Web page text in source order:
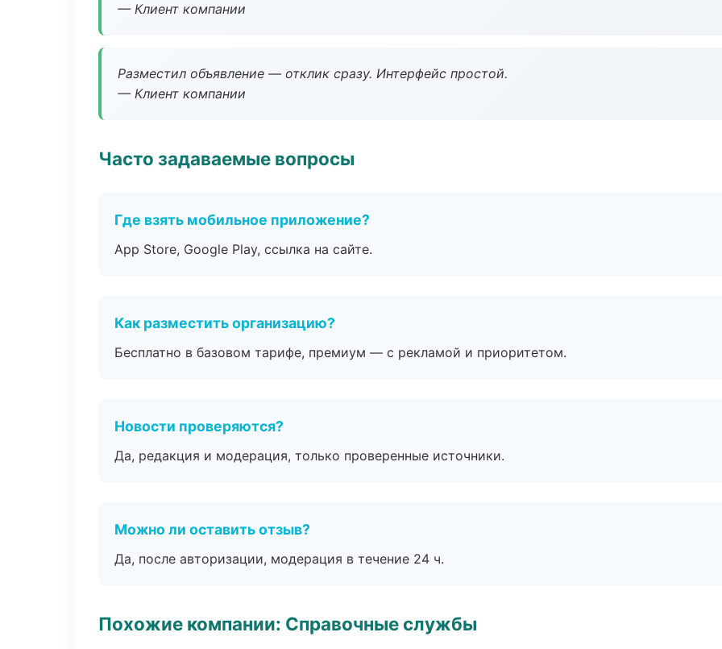
— Клиент компании
Разместил объявление — отклик сразу. Интерфейс простой.
— Клиент компании
Часто задаваемые вопросы
Где взять мобильное приложение?
App Store, Google Play, ссылка на сайте.
Как разместить организацию?
Бесплатно в базовом тарифе, премиум — с рекламой и приоритетом.
Новости проверяются?
Да, редакция и модерация, только проверенные источники.
Можно ли оставить отзыв?
Да, после авторизации, модерация в течение 24 ч.
Похожие компании: Справочные службы